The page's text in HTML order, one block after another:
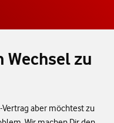
Wechsel zu
aber möchtest zu